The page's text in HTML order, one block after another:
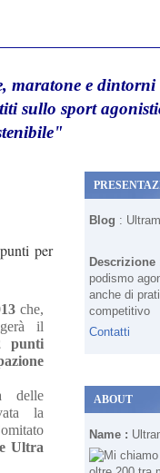
maratone e dintorni
sullo sport
per
che,
il
punti
delle
la
Ultra
Blog :
Descrizione
podismo
anche di
competitivo
Contatti
ABOUT
Name :